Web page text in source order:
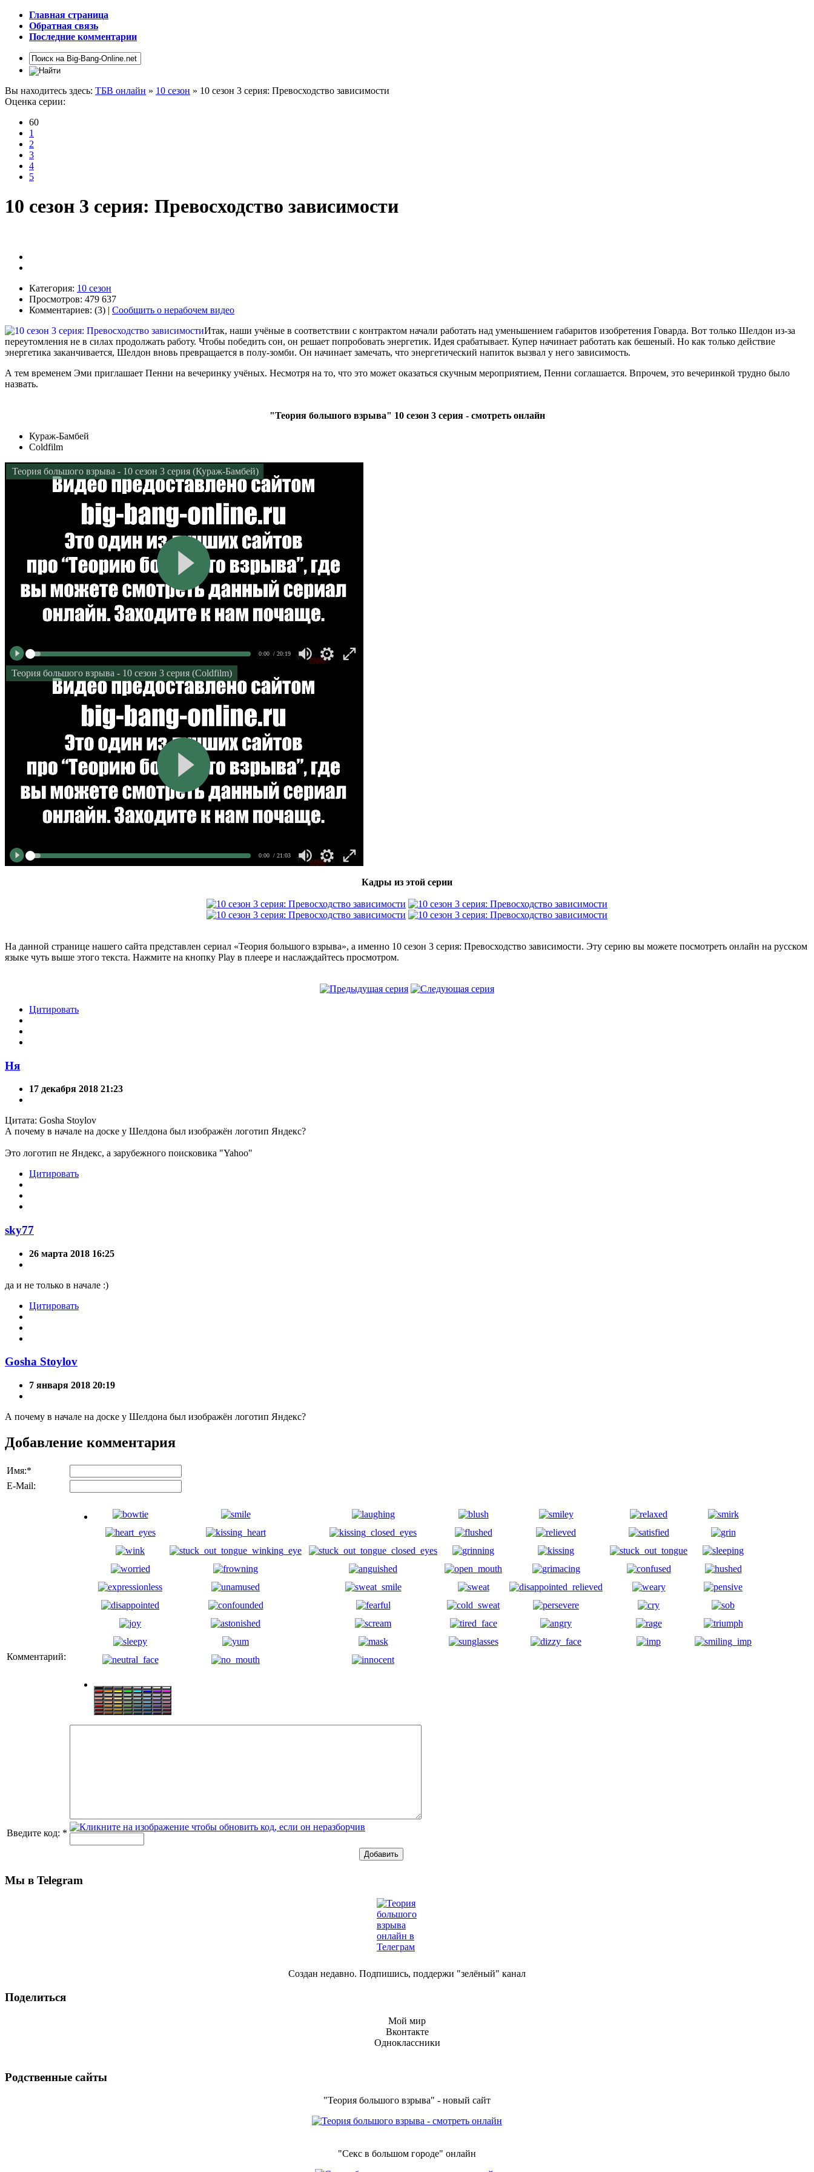
Главная страница
Обратная связь
Последние комментарии
Вы находитесь здесь: ТБВ онлайн » 10 сезон » 10 сезон 3 серия: Превосходство зависимости
Оценка серии:
60
1
2
3
4
5
10 сезон 3 серия: Превосходство зависимости
Категория: 10 сезон
Просмотров: 479 637
Комментариев: (3) | Сообщить о нерабочем видео
Итак, наши учёные в соответствии с контрактом начали работать над уменьшением габаритов изобретения Говарда. Вот только Шелдон из-за
переутомления не в силах продолжать работу. Чтобы победить сон, он решает попробовать энергетик. Идея срабатывает. Купер начинает работать как бешеный. Но как только действие
энергетика заканчивается, Шелдон вновь превращается в полу-зомби. Он начинает замечать, что энергетический напиток вызвал у него зависимость.
А тем временем Эми приглашает Пенни на вечеринку учёных. Несмотря на то, что это может оказаться скучным мероприятием, Пенни соглашается. Впрочем, это вечеринкой трудно было
назвать.
"Теория большого взрыва" 10 сезон 3 серия - смотреть онлайн
Кураж-Бамбей
Coldfilm
Теория большого взрыва - 10 сезон 3 серия (Кураж-Бамбей)
0:00 / 20:19
Теория большого взрыва - 10 сезон 3 серия (Coldfilm)
0:00 / 21:03
Кадры из этой серии
На данной странице нашего сайта представлен сериал «Теория большого взрыва», а именно 10 сезон 3 серия: Превосходство зависимости. Эту серию вы можете посмотреть онлайн на русском
языке чуть выше этого текста. Нажмите на кнопку Play в плеере и наслаждайтесь просмотром.
Цитировать
Ня
17 декабря 2018 21:23
Цитата: Gosha Stoylov
А почему в начале на доске у Шелдона был изображён логотип Яндекс?
Это логотип не Яндекс, а зарубежного поисковика "Yahoo"
Цитировать
sky77
26 марта 2018 16:25
да и не только в начале :)
Цитировать
Gosha Stoylov
7 января 2018 20:19
А почему в начале на доске у Шелдона был изображён логотип Яндекс?
Добавление комментария
Имя:*
E-Mail:
Комментарий:
Введите код: *
Мы в Telegram
Создан недавно. Подпишись, поддержи "зелёный" канал
Поделиться
Мой мир
Вконтакте
Одноклассники
Родственные сайты
"Теория большого взрыва" - новый сайт
"Секс в большом городе" онлайн